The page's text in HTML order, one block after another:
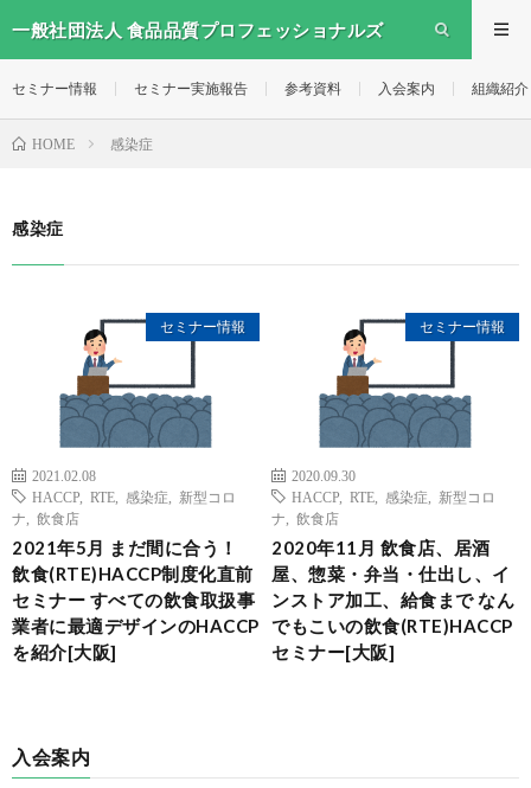
一般社団法人 食品品質プロフェッショナルズ
セミナー情報 セミナー実施報告 参考資料 入会案内 組織紹介
HOME 感染症
感染症
セミナー情報
2021.02.08
HACCP
RTE 感染症
新型コロ
ナ
飲食店
2021年5月 まだ間に合う！
飲食(RTE)HACCP制度化直前
セミナー すべての飲食取扱事
業者に最適デザインのHACCP
を紹介[大阪]
セミナー情報
2020.09.30
HACCP
RTE 感染症
新型コロ
ナ
飲食店
2020年11月 飲食店、居酒
屋、惣菜・弁当・仕出し、イ
ンストア加工、給食まで なん
でもこいの飲食(RTE)HACCP
セミナー[大阪]
入会案内